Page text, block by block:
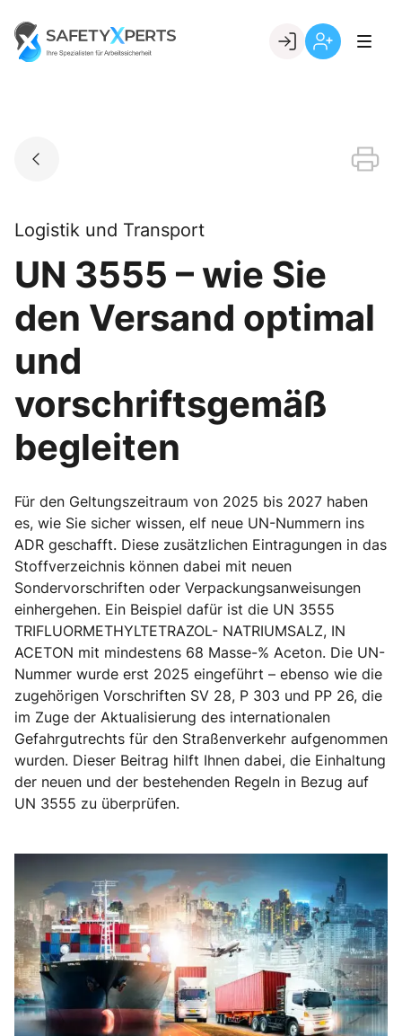
content
Go to landing page.
Logistik und Transport
UN 3555 – wie Sie
den Versand optimal
und
vorschriftsgemäß
begleiten
Für den Geltungszeitraum von 2025 bis 2027 haben
es, wie Sie sicher wissen, elf neue UN-Nummern ins
ADR geschafft. Diese zusätzlichen Eintragungen in das
Stoffverzeichnis können dabei mit neuen
Sondervorschriften oder Verpackungsanweisungen
einhergehen. Ein Beispiel dafür ist die UN 3555
TRIFLUORMETHYLTETRAZOL- NATRIUMSALZ, IN
ACETON mit mindestens 68 Masse-% Aceton. Die UN-
Nummer wurde erst 2025 eingeführt – ebenso wie die
zugehörigen Vorschriften SV 28, P 303 und PP 26, die
im Zuge der Aktualisierung des internationalen
Gefahrgutrechts für den Straßenverkehr aufgenommen
wurden. Dieser Beitrag hilft Ihnen dabei, die Einhaltung
der neuen und der bestehenden Regeln in Bezug auf
UN 3555 zu überprüfen.